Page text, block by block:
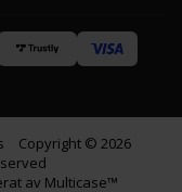
Copyright © 2026
av Multicase™